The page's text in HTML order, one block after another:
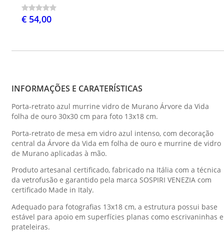
€ 54,00
INFORMAÇÕES E CARATERÍSTICAS
Porta-retrato azul murrine vidro de Murano Árvore da Vida
folha de ouro 30x30 cm para foto 13x18 cm.
Porta-retrato de mesa em vidro azul intenso, com decoração
central da Árvore da Vida em folha de ouro e murrine de vidro
de Murano aplicadas à mão.
Produto artesanal certificado, fabricado na Itália com a técnica
da vetrofusão e garantido pela marca SOSPIRI VENEZIA com
certificado Made in Italy.
Adequado para fotografias 13x18 cm, a estrutura possui base
estável para apoio em superfícies planas como escrivaninhas e
prateleiras.